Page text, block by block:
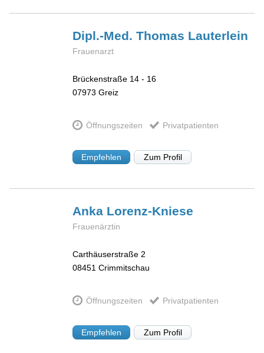
Dipl.-Med. Thomas Lauterlein
Frauenarzt
Brückenstraße 14 - 16
07973 Greiz
Öffnungszeiten Privatpatienten
Empfehlen Zum Profil
Anka Lorenz-Kniese
Frauenärztin
Carthäuserstraße 2
08451 Crimmitschau
Öffnungszeiten Privatpatienten
Empfehlen Zum Profil